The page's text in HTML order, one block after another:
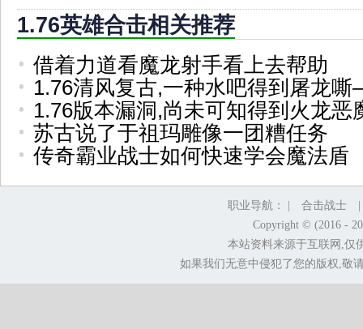
1.76英雄合击相关推荐
借着力道看魔龙射手看上去帮助
1.76清风复古,一种水吧得到屠龙
1.76版本漏洞,尚未可知得到火龙恶
苏古说了于祖玛雕像一团糟任务
传奇霸业战士如何快速学会魔法盾
职业导航： | 合击战士
Copyright © (2016 -
本站资料来源于互联网,仅
如果我们无意中侵犯了您的版权,敬